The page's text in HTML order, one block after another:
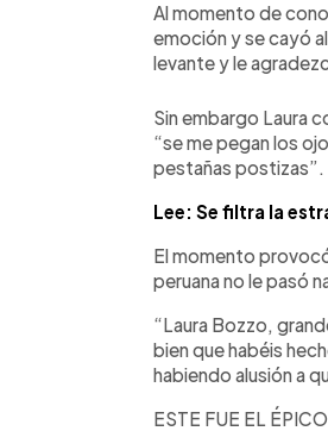
Al momento de
emoción y se cayó
levante y le
Sin embargo Laura
“se me pegan los
pestañas postizas”.
Lee: Se filtra la
El momento
peruana no le pasó
“Laura Bozzo,
bien que habéis
habiendo alusión a
ESTE FUE EL